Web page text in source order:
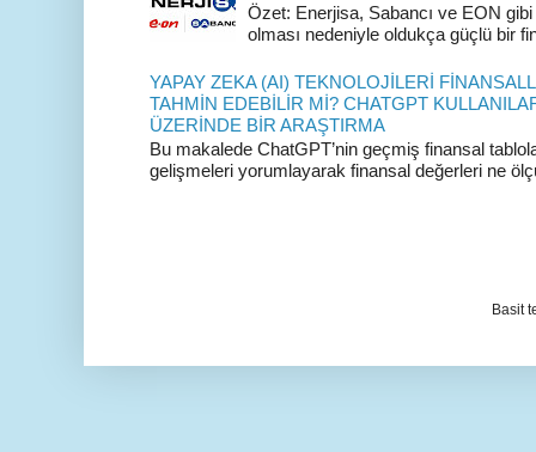
Özet: Enerjisa, Sabancı ve EON
olması nedeniyle oldukça güçlü bir
YAPAY ZEKA (AI) TEKNOLOJİLERİ
TAHMİN EDEBİLİR Mİ? CHATGPT
ÜZERİNDE BİR ARAŞTIRMA
Bu makalede ChatGPT’nin geçmiş finansal
gelişmeleri yorumlayarak finansal değerleri ne
Basit